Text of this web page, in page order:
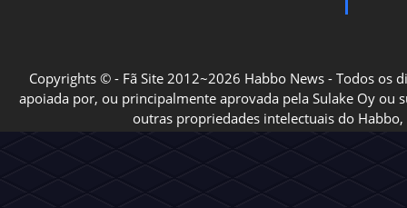
Copyrights © - Fã Site 2012~2026 Habbo News - Todos os
apoiada por, ou principalmente aprovada pela Sulake Oy ou
outras propriedades intelectuais do